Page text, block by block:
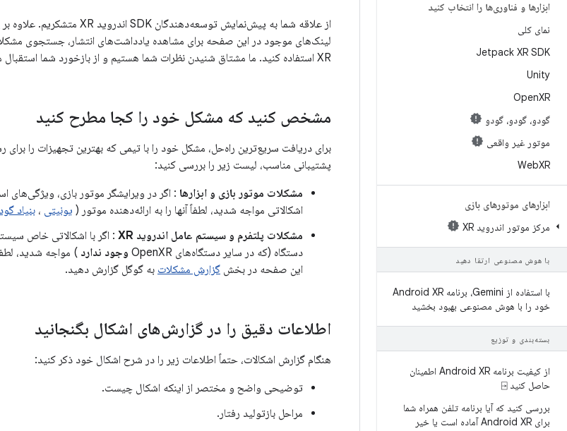
ابزارها و فناوری‌ها را انتخاب کنید
نمای کلی
Jetpack XR SDK
Unity
OpenXR
گودو، گودو، گودو
موتور غیر واقعی
WebXR
ابزارهای موتورهای بازی
مرکز موتور اندروید XR
با هوش مصنوعی ارتقا دهید
با استفاده از Gemini، برنامه Android XR
خود را با هوش مصنوعی بهبود بخشید
بسته‌بندی و توزیع
از کیفیت برنامه Android XR اطمینان
حاصل کنید ⍈
بررسی کنید که آیا برنامه تلفن همراه شما
برای Android XR آماده است یا خیر
از علاقه شما به پیش‌نمایش توسعه‌دهندگان SDK اندروید XR متشکریم. علاوه بر
XR استفاده کنید. ما مشتاق شنیدن نظرات شما هستیم و از بازخورد شما استقبال می‌کنیم.
مشخص کنید که مشکل خود را کجا مطرح کنید
برای دریافت سریع‌ترین راه‌حل، مشکل خود را با تیمی که بهترین تجهیزات را برای
پشتیبانی مناسب، لیست زیر را بررسی کنید:
مشکلات موتور بازی و ابزارها
اشکالاتی مواجه شدید، لطفاً آنها را به ارائه‌دهنده موتور ( یونیتی ، بنیاد
مشکلات پلتفرم و سیستم عامل اندروید XR
دستگاه (که در سایر دستگاه‌های OpenXR
وجود ندارد ) مواجه شدید،
این صفحه در بخش گزارش مشکلات به گوگل گزارش دهید.
اطلاعات دقیق را در گزارش‌های اشکال بگنجانید
هنگام گزارش اشکالات، حتماً اطلاعات زیر را در شرح اشکال خود ذکر کنید:
توضیحی واضح و مختصر از اینکه اشکال چیست.
مراحل بازتولید رفتار.